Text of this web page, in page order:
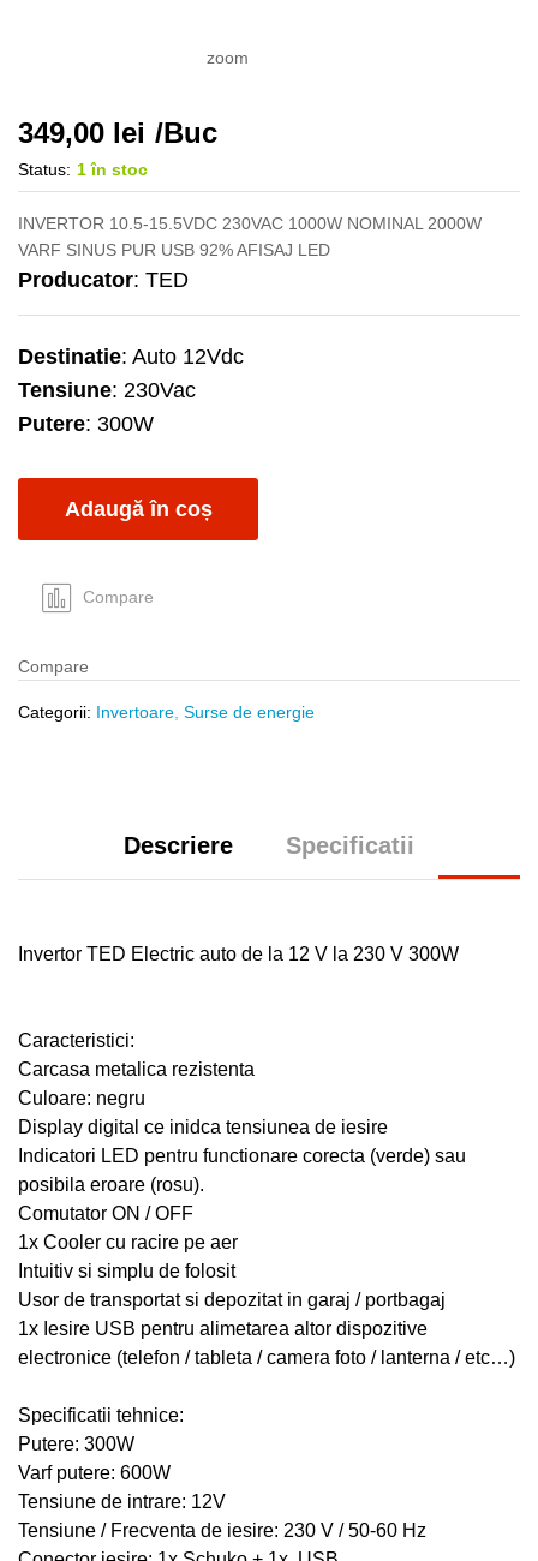
zoom
349,00 lei /Buc
Status: 1 în stoc
INVERTOR 10.5-15.5VDC 230VAC 1000W NOMINAL 2000W
VARF SINUS PUR USB 92% AFISAJ LED
Producator: TED
Destinatie: Auto 12Vdc
Tensiune: 230Vac
Putere: 300W
Adaugă în coș
Compare
Compare
Categorii: Invertoare Surse de energie
Descriere Specificatii
Invertor TED Electric auto de la 12 V la 230 V 300W
Caracteristici:
Carcasa metalica rezistenta
Culoare: negru
Display digital ce inidca tensiunea de iesire
Indicatori LED pentru functionare corecta (verde) sau
posibila eroare (rosu).
Comutator ON / OFF
1x Cooler cu racire pe aer
Intuitiv si simplu de folosit
Usor de transportat si depozitat in garaj / portbagaj
1x Iesire USB pentru alimetarea altor dispozitive
electronice (telefon / tableta / camera foto / lanterna / etc…)
Specificatii tehnice:
Putere: 300W
Varf putere: 600W
Tensiune de intrare: 12V
Tensiune / Frecventa de iesire: 230 V / 50-60 Hz